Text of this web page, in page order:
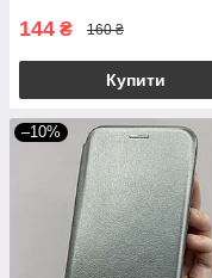
144 ₴ 160 ₴
Купити
–10%